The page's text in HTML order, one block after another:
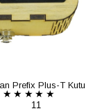
Prefix Plus-T Kutu
Ekolayzer
★ ★ ★ ★ ★
11